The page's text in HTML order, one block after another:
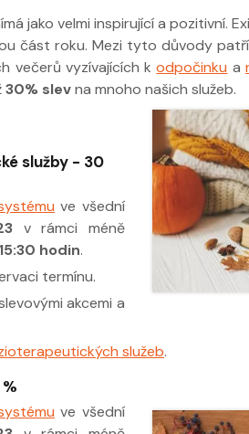
jako velmi inspirující a pozitivní.
část roku. Mezi tyto důvody
večerů vyzívajících kodpočinku a
30% slevna mnoho našich služeb.
služby - 30
ve všední
v rámci méně
hodin.
termínu.
akcemi a
služeb.
ve všední
ve
Nabídka léčby
FYZIOklinice